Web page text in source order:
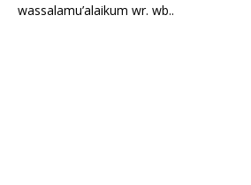
wassalamu’alaikum wr. wb..